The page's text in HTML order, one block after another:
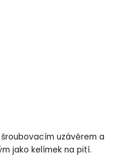
uzávěrem a
jako kelímek na pití.